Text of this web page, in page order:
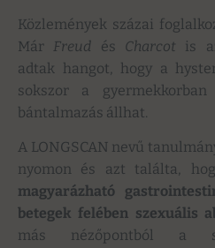
Közlemények százai
Már Freud és Charcot
is
adtak hangot, hogy a
sokszor a gyermekkorban
bántalmazás állhat.
A LONGSCAN nevű
nyomon és azt találta,
magyarázható
betegek felében szexuális
más nézőpontból a